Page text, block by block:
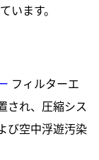
います。
フィルターエ
され、圧縮シス
び空中浮遊汚染